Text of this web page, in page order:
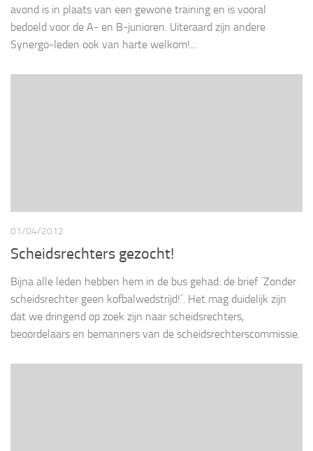
avond is in plaats van een gewone training en is vooral
bedoeld voor de A- en B-junioren. Uiteraard zijn andere
Synergo-leden ook van harte welkom!...
01/04/2012
Scheidsrechters gezocht!
Bijna alle leden hebben hem in de bus gehad: de brief ´Zonder
scheidsrechter geen kofbalwedstrijd!´. Het mag duidelijk zijn
dat we dringend op zoek zijn naar scheidsrechters,
beoordelaars en bemanners van de scheidsrechterscommissie.